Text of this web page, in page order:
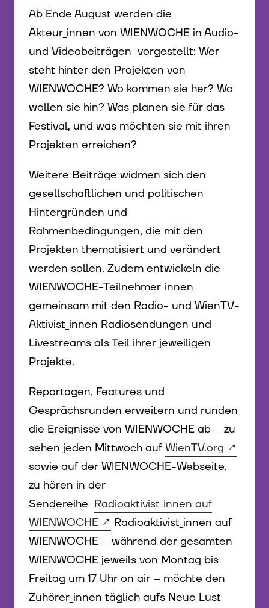
Ab Ende August werden die
Akteur_innen von WIENWOCHE in Audio-
und Videobeiträgen vorgestellt: Wer
steht hinter den Projekten von
WIENWOCHE? Wo kommen sie her? Wo
wollen sie hin? Was planen sie für das
Festival, und was möchten sie mit ihren
Projekten erreichen?
Weitere Beiträge widmen sich den
gesellschaftlichen und politischen
Hintergründen und
Rahmenbedingungen, die mit den
Projekten thematisiert und verändert
werden sollen. Zudem entwickeln die
WIENWOCHE-Teilnehmer_innen
gemeinsam mit den Radio- und WienTV-
Aktivist_innen Radiosendungen und
Livestreams als Teil ihrer jeweiligen
Projekte.
Reportagen, Features und
Gesprächsrunden erweitern und runden
die Ereignisse von WIENWOCHE ab – zu
sehen jeden Mittwoch auf WienTV.org
sowie auf der WIENWOCHE-Webseite,
zu hören in der
Sendereihe Radioaktivist_innen auf
WIENWOCHE
Radioaktivist_innen auf
WIENWOCHE – während der gesamten
WIENWOCHE jeweils von Montag bis
Freitag um 17 Uhr on air – möchte den
Zuhörer_innen täglich aufs Neue Lust